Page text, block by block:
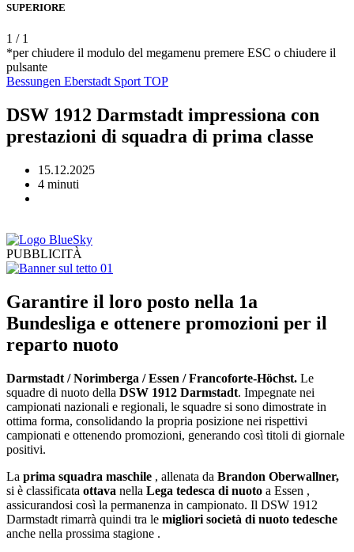
SUPERIORE
1 / 1
*per chiudere il modulo del megamenu premere ESC o chiudere il
pulsante
Bessungen Eberstadt Sport TOP
DSW 1912 Darmstadt impressiona con
prestazioni di squadra di prima classe
15.12.2025
4 minuti
PUBBLICITÀ
Garantire il loro posto nella 1a
Bundesliga e ottenere promozioni per il
reparto nuoto
Darmstadt / Norimberga / Essen / Francoforte-Höchst. Le
squadre di nuoto della DSW 1912 Darmstadt. Impegnate nei
campionati nazionali e regionali, le squadre si sono dimostrate in
ottima forma, consolidando la propria posizione nei rispettivi
campionati e ottenendo promozioni, generando così titoli di giornale
positivi.
La prima squadra maschile , allenata da Brandon Oberwallner,
si è classificata ottava nella Lega tedesca di nuoto a Essen ,
assicurandosi così la permanenza in campionato. Il DSW 1912
Darmstadt rimarrà quindi tra le migliori società di nuoto tedesche
anche nella prossima stagione .